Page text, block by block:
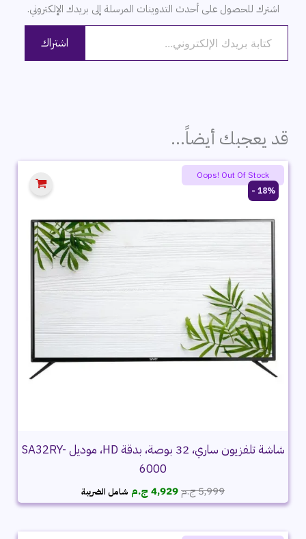
اشترك للحصول على أحدث التدوينات المرسلة إلى بريدك الإلكتروني.
كتابة بريدك الإلكتروني...
اشتراك
قد يعجبك أيضاً…
18% -
شاشة تلفزيون ساري، 32 بوصة، بدقة HD، موديل SA32RY-
6000
5,999ج.مالسعر
الأصلي
5,999 ج.م.
4,929 ج.م السعر
الحالي
4,929 ج.م.
شامل الضريبة
Oops! Out Of Stock